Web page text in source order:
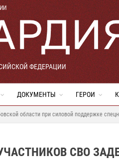
ФЕДЕРАЦИИ
ДОКУМЕНТЫ ГЕРОИ
области при силовой поддержке
СВО